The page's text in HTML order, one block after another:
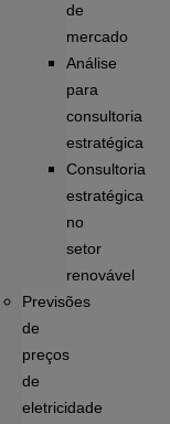
de
mercado
Análise
para
consultoria
estratégica
Consultoria
estratégica
no
setor
renovável
Previsões
de
preços
de
eletricidade